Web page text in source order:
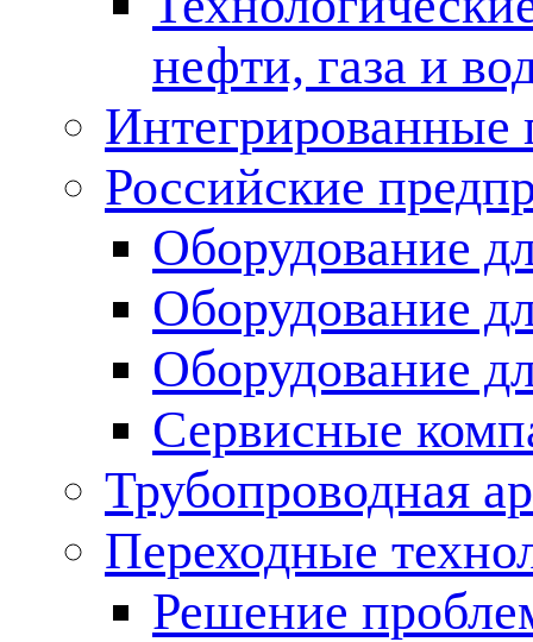
нефти, газа и
Российские
Оборудование
Оборудование
Оборудование
Сервисные
Трубопроводная
Переходные
Решение